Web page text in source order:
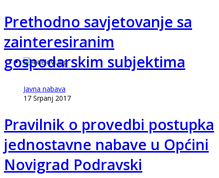
Prethodno savjetovanje sa
zainteresiranim
gospodarskim subjektima
Javna nabava
17 Srpanj 2017
Pravilnik o provedbi postupka
jednostavne nabave u Općini
Novigrad Podravski